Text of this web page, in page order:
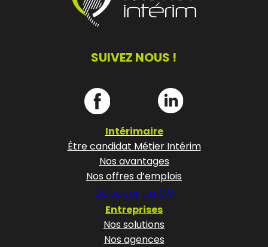
SUIVEZ NOUS !
Intérimaire
Être candidat Métier Intérim
Nos avantages
Nos offres d’emplois
Déposer un CV
Entreprises
Nos solutions
Nos agences